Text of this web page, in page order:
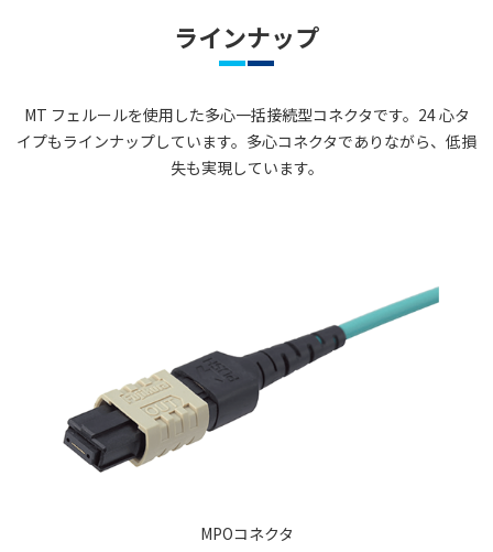
ラインナップ
MT フェルールを使用した多心一括接続型コネクタです。24 心タ
イプもラインナップしています。多心コネクタでありながら、低損
失も実現しています。
MPOコネクタ